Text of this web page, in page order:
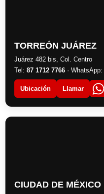
TORREÓN JUÁREZ
Juárez 482 bis, Col. Centro
Tel: 87 1712 7766· WhatsApp:
Ubicación Llamar
CIUDAD DE MÉXICO